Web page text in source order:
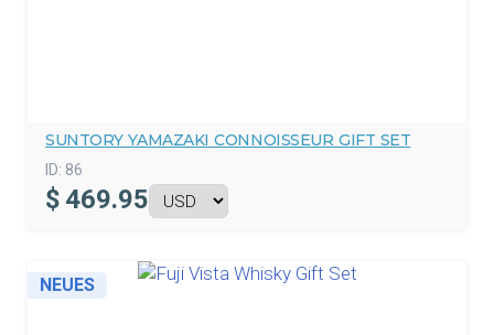
SUNTORY YAMAZAKI CONNOISSEUR GIFT SET
ID: 86
$ 469.95
NEUES